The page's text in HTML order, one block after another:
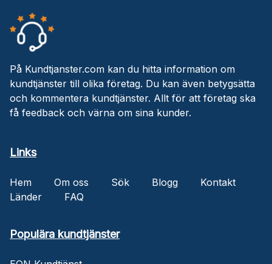
På Kundtjanster.com kan du hitta information om
kundtjänster till olika företag. Du kan även betygsätta
och kommentera kundtjänster. Allt för att företag ska
få feedback och värna om sina kunder.
Links
Hem Om oss Sök Blogg
Kontakt
Länder
FAQ
Populära kundtjänster